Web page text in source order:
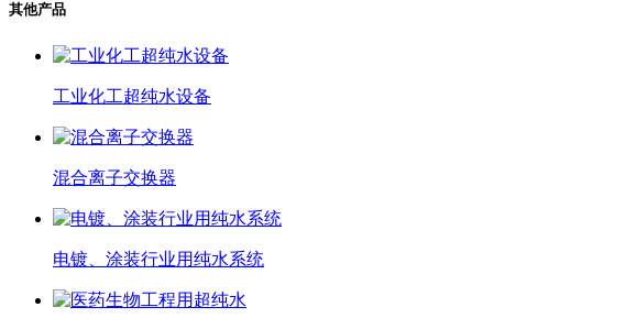
其他产品
工业化工超纯水设备
混合离子交换器
电镀、涂装行业用纯水系统